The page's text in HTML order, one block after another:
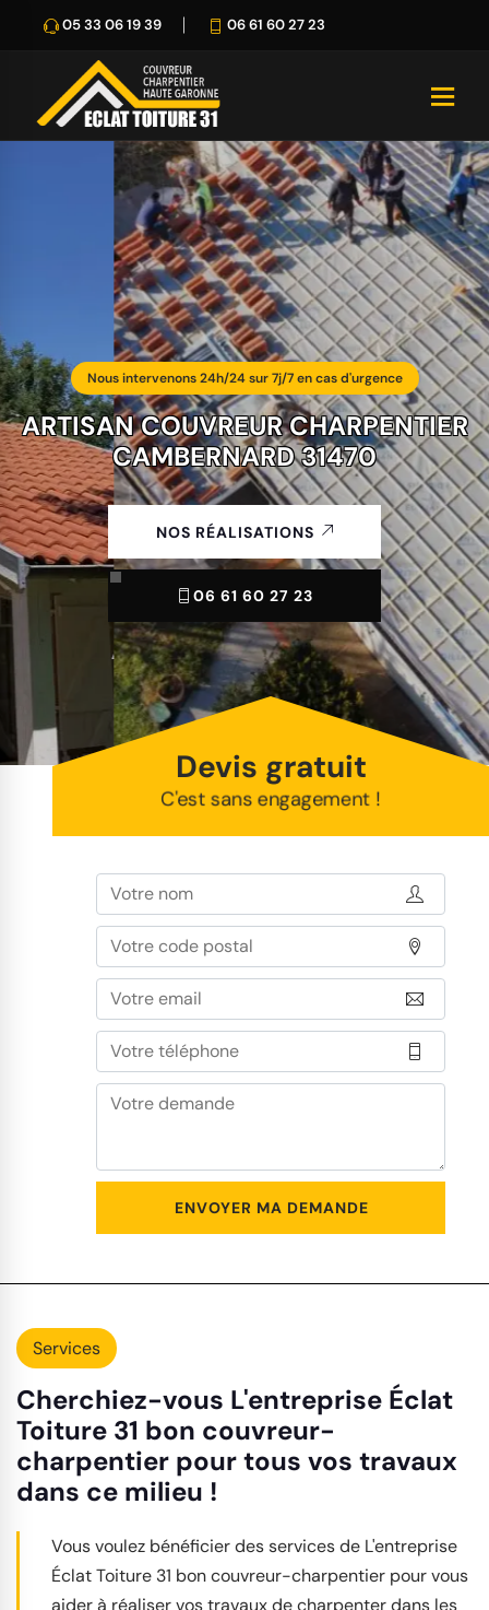
05 33 06 19 39 06 61 60 27 23
Nous intervenons 24h/24 sur 7j/7 en cas d'urgence
ARTISAN COUVREUR CHARPENTIER
CAMBERNARD 31470
NOS RÉALISATIONS
06 61 60 27 23
Devis gratuit
C'est sans engagement !
Services
Cherchiez-vous L'entreprise Éclat
Toiture 31 bon couvreur-
charpentier pour tous vos travaux
dans ce milieu !
Vous voulez bénéficier des services de L'entreprise
Éclat Toiture 31 bon couvreur-charpentier pour vous
aider à réaliser vos travaux de charpenter dans les